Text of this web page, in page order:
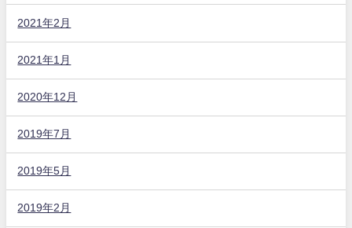
2021年2月
2021年1月
2020年12月
2019年7月
2019年5月
2019年2月